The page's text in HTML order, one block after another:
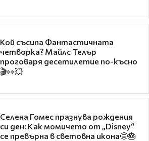
Кой съсипа Фантастичната
четворка? Майлс Телър
проговаря десетилетие по-късно
🎬👀💥
Селена Гомес празнува рождения
си ден: Как момичето от „Disney“
се превърна в световна икона🤩🎂